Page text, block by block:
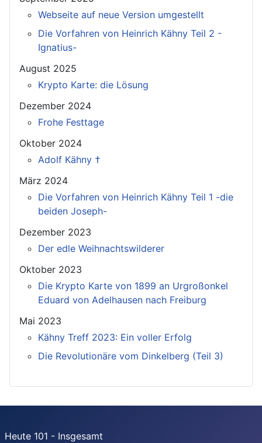
Webseite auf neue Version umgestellt
Die Vorfahren von Heinrich Kähny Teil 2 -
Ignatius-
August 2025
Krypto Karte: die Lösung
Dezember 2024
Frohe Festtage
Oktober 2024
Adolf Kähny †
März 2024
Die Vorfahren von Heinrich Kähny Teil 1 -die
beiden Joseph-
Dezember 2023
Der edle Weihnachtswilderer
Oktober 2023
Die Krypto Karte von 1899 an Urgroßonkel
Eduard von Adelhausen nach Freiburg
Mai 2023
Kähny Treff 2023: Ein voller Erfolg
Die Revolutionäre vom Dinkelberg (Teil 3)
Heute 101 - Insgesamt